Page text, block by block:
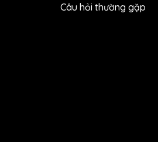
cả bột, đáp ứng mọi nhu cầu
Câu hỏi thường gặp